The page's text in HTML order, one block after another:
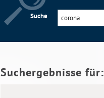
Suche
Suchergebnisse für: